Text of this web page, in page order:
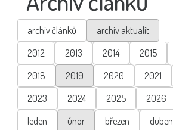
archiv článků
archiv aktualit
2012
2013 2014 2015
2018
2019 2020 2021
2023
2024 2025
2026
leden
únor březen duben